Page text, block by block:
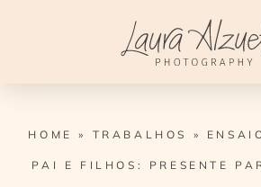
HOME » TRABALHOS »
PAI E FILHOS: PRESENTE